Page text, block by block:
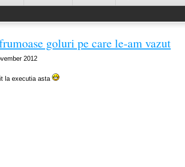
goluri pe care le-am vazut
2012
la executia asta